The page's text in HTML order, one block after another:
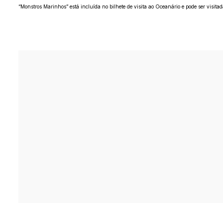
“Monstros Marinhos” está incluída no bilhete de visita ao Oceanário e pode ser